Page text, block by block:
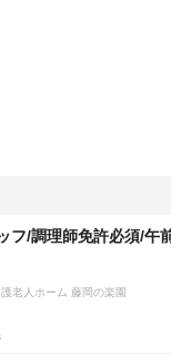
フ/調理師免許必須/午
老人ホーム 藤岡の楽園